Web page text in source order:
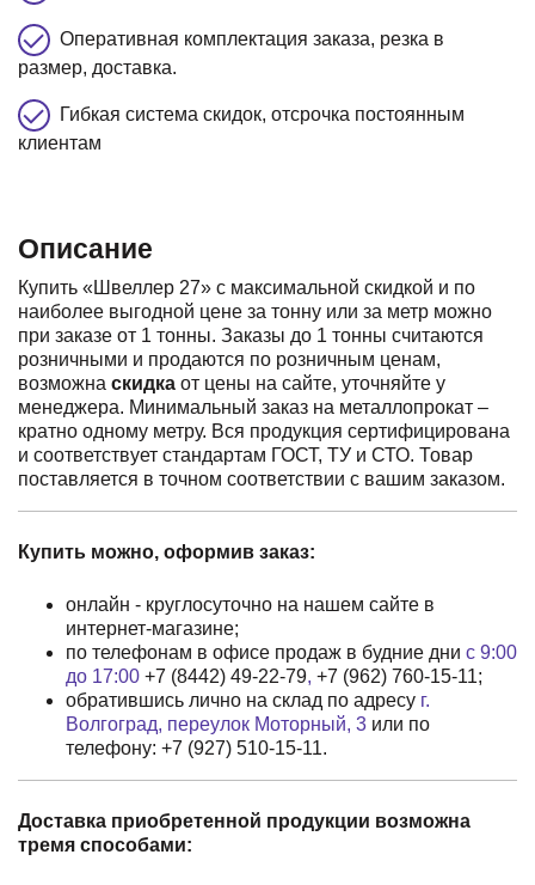
Оперативная комплектация заказа, резка в
размер, доставка.
Гибкая система скидок, отсрочка постоянным
клиентам
Описание
Купить «Швеллер 27» с максимальной скидкой и по
наиболее выгодной цене за тонну или за метр можно
при заказе от 1 тонны. Заказы до 1 тонны считаются
розничными и продаются по розничным ценам,
возможна скидка от цены на сайте, уточняйте у
менеджера. Минимальный заказ на металлопрокат –
кратно одному метру. Вся продукция сертифицирована
и соответствует стандартам ГОСТ, ТУ и СТО. Товар
поставляется в точном соответствии с вашим заказом.
Купить можно, оформив заказ:
онлайн - круглосуточно на нашем сайте в
интернет-магазине;
по телефонам в офисе продаж в будние дни с 9:00
до 17:00 +7 (8442) 49-22-79, +7 (962) 760-15-11;
обратившись лично на склад по адресу г.
Волгоград, переулок Моторный, 3 или по
телефону: +7 (927) 510-15-11.
Доставка приобретенной продукции возможна
тремя способами: